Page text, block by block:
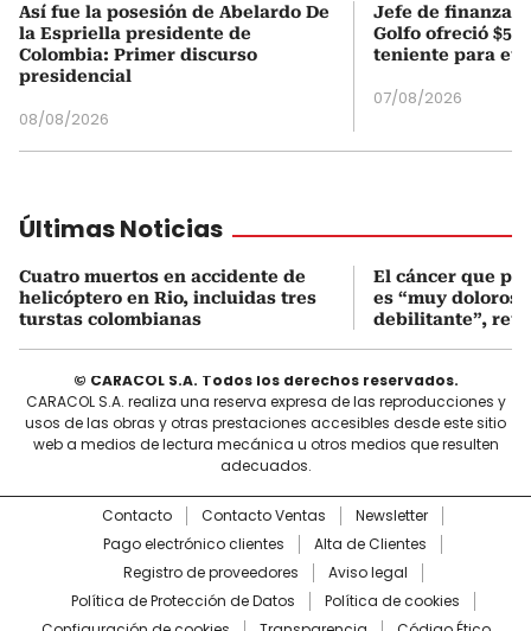
Así fue la posesión de Abelardo De
la Espriella presidente de
Colombia: Primer discurso
presidencial
08/08/2026
Jefe de finanzas
Golfo ofreció
teniente para
07/08/2026
Últimas Noticias
Cuatro muertos en accidente de
helicóptero en Rio, incluidas tres
turstas colombianas
El cáncer que
es “muy
debilitante”,
© CARACOL S.A. Todos los derechos reservados.
CARACOL S.A. realiza una reserva expresa de las reproducciones y
usos de las obras y otras prestaciones accesibles desde este sitio
web a medios de lectura mecánica u otros medios que resulten
adecuados.
Contacto Contacto Ventas
Newsletter
Pago electrónico clientes
Alta de Clientes
Registro de proveedores
Aviso legal
Política de Protección de Datos
Política de cookies